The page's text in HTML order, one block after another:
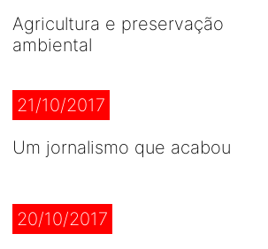
Agricultura e preservação
ambiental
21/10/2017
Um jornalismo que acabou
20/10/2017